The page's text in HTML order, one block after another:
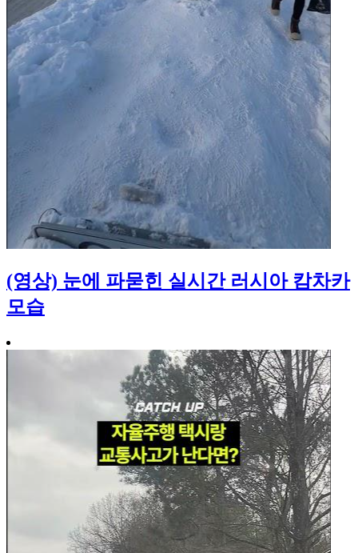
(영상) 눈에 파묻힌 실시간 러시아 캄차카
모습